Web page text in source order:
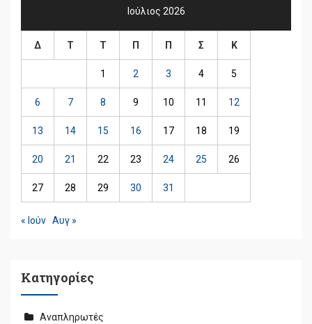
Ιούλιος 2026
Δ Τ Τ Π Π Σ Κ
1 2 3 4 5
6 7 8 9 10 11 12
13 14 15 16 17 18 19
20 21 22 23 24 25 26
27 28 29 30 31
« Ιούν Αυγ »
Kατηγορίες
Αναπληρωτές